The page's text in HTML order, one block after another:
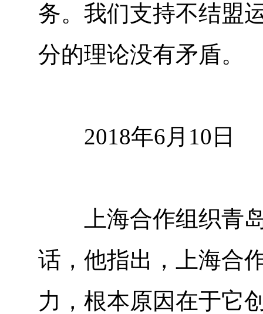
务。我们支持不结盟
分的理论没有矛盾。
2018年6月10日
上海合作组织青岛
话，他指出，上海合
力，根本原因在于它